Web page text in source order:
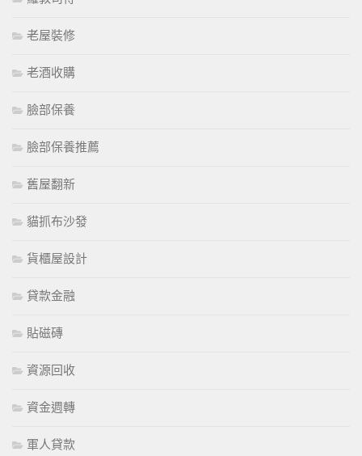
老屋裝修
老酒收購
臉部保養
臉部保養推薦
舊屋翻新
貓抓布沙發
貨櫃屋設計
貸款金融
貼磁磚
資源回收
資金週轉
軍人貸款